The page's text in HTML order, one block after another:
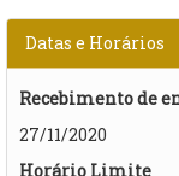
Datas e Horários
Recebimento de
27/11/2020
Horário Limite